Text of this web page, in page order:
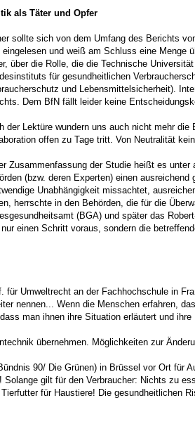
als Täter und Opfer
sollte sich von dem Umfang des Berichts
eingelesen und weiß am Schluss eine Menge
über die Rolle, die die Technische
für gesundheitlichen
und Lebensmittelsicherheit).
Dem BfN fällt leider keine
der Lektüre wundern uns auch nicht mehr
offen zu Tage tritt. Von Neutralität
Zusammenfassung der Studie heißt es
(bzw. deren Experten) einen
Unabhängigkeit missachtet,
herrschte in den Behörden, die für die
(BGA) und später das
einen Schritt voraus, sondern die
Umweltrecht an der Fachhochschule in
nennen... Wenn die Menschen erfahren,
man ihnen ihre Situation erläutert und
übernehmen. Möglichkeiten zur
90/ Die Grünen) in Brüssel vor Ort
gilt für den Verbraucher: Nichts zu
für Haustiere! Die